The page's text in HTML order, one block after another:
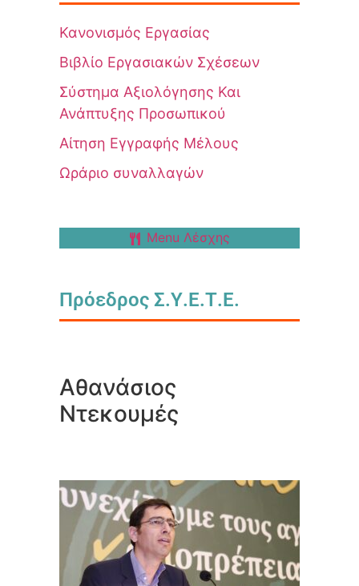
Κανονισμός Εργασίας
Βιβλίο Εργασιακών Σχέσεων
Σύστημα Αξιολόγησης Και
Ανάπτυξης Προσωπικού
Αίτηση Εγγραφής Μέλους
Ωράριο συναλλαγών
Menu Λέσχης
Πρόεδρος Σ.Υ.Ε.Τ.Ε.
Αθανάσιος
Ντεκουμές